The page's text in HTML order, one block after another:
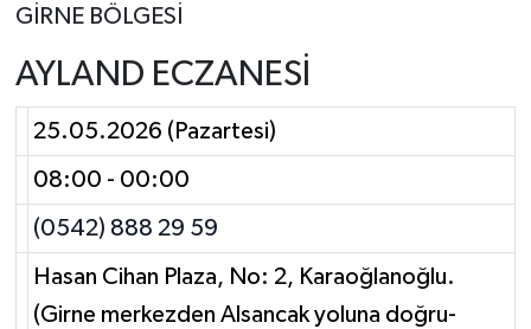
GİRNE BÖLGESİ
AYLAND ECZANESİ
25.05.2026 (Pazartesi)
08:00 - 00:00
(0542) 888 29 59
Hasan Cihan Plaza, No: 2, Karaoğlanoğlu.
(Girne merkezden Alsancak yoluna doğru-